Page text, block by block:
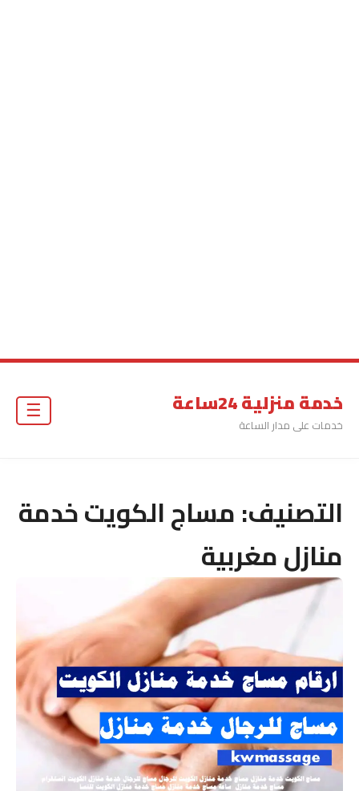
خدمة منزلية 24ساعة
خدمات على مدار الساعة
☰
التصنيف:مساج الكويت خدمة
منازل مغربية